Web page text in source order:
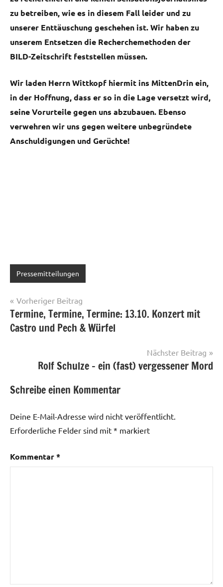
zu betreiben, wie es in diesem Fall leider und zu
unserer Enttäuschung geschehen ist. Wir haben zu
unserem Entsetzen die Recherchemethoden der
BILD-Zeitschrift feststellen müssen.
Wir laden Herrn Wittkopf hiermit ins MittenDrin ein,
in der Hoffnung, dass er so in die Lage versetzt wird,
seine Vorurteile gegen uns abzubauen. Ebenso
verwehren wir uns gegen weitere unbegründete
Anschuldigungen und Gerüchte!
Pressemitteilungen
Beitragsnavigation
Vorheriger Beitrag
Termine, Termine, Termine: 13.10. Konzert mit
Castro und Pech & Würfel
Nächster Beitrag
Rolf Schulze – ein (fast) vergessener Mord
Schreibe einen Kommentar
Deine E-Mail-Adresse wird nicht veröffentlicht.
Erforderliche Felder sind mit * markiert
Kommentar*